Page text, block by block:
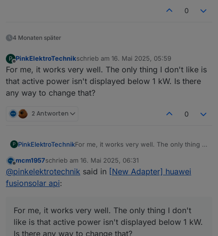
0
4 Monaten später
P PinkElektroTechnikschrieb am 16. Mai 2025, 05:59
zuletzt editiert von
For me, it works very well. The only thing I don't like is
that active power isn't displayed below 1 kW. Is there
any way to change that?
2 Antworten 0
P PinkElektroTechnikFor me, it works very well. The only thing I
displayed below 1 kW. Is there any way to
change that?
Offline
mcm1957schrieb am 16. Mai 2025, 06:31
zuletzt editiert von
@pinkelektrotechnik said in [New Adapter] huawei
fusionsolar api:
For me, it works very well. The only thing I don't
like is that active power isn't displayed below 1 kW.
Is there any way to change that?